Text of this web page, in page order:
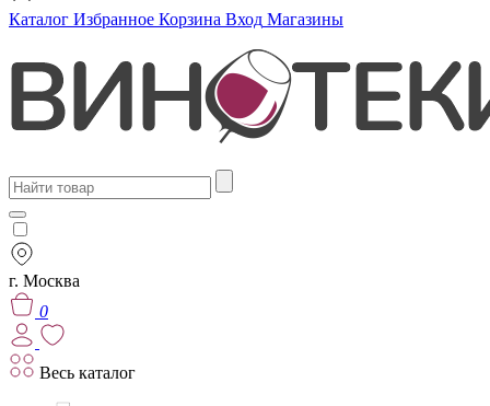
Каталог Избранное Корзина Вход Магазины
г. Москва
0
Весь каталог